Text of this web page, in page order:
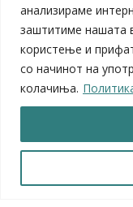
анализираме
заштитиме нашата
користење и
со начинот на
колачиња.
ЈПССО „Парк –
ЛБ „Гоце Делчев“
ЛУ „Народен Музеј“
Влада на
Собрание на
Министерство за
Министерство за
Министерство за
Министерство за
Министерство за
Министерство за